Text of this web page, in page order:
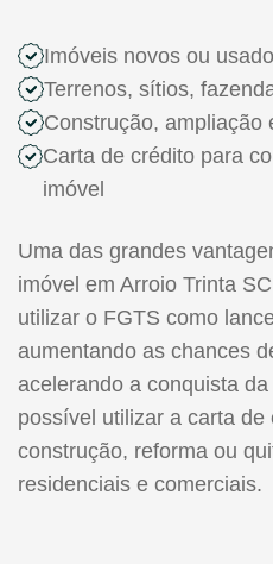
Imóveis novos ou
Terrenos, sítios,
Construção, ampliação
Carta de crédito para
imóvel
Uma das grandes
imóvel em Arroio Trinta
utilizar o FGTS como
aumentando as chances
acelerando a conquista
possível utilizar a carta de
construção, reforma ou
residenciais e comerciais.